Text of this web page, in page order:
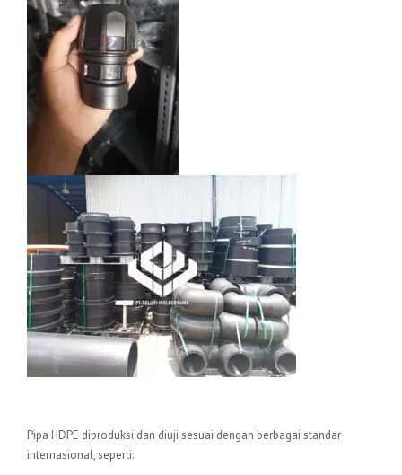
Pipa HDPE diproduksi dan diuji sesuai dengan berbagai standar
internasional, seperti: